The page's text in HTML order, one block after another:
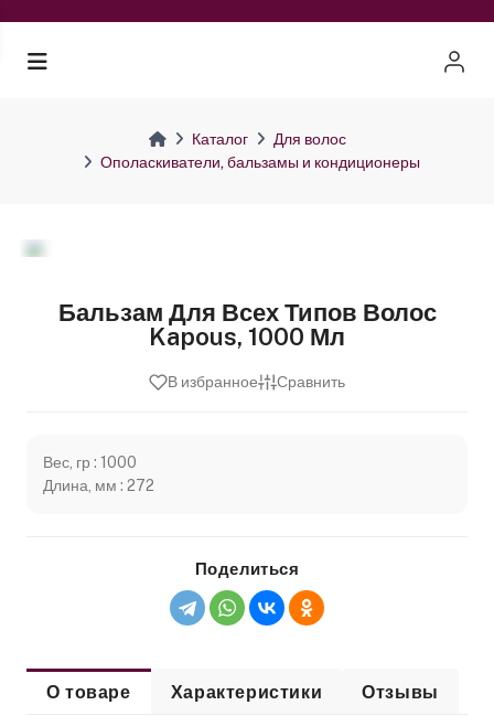
Каталог
Для волос
Ополаскиватели, бальзамы и кондиционеры
Бальзам Для Всех Типов Волос
Kapous, 1000 Мл
В избранное Сравнить
Вес, гр : 1000
Длина, мм : 272
Поделиться
О товаре Характеристики Отзывы